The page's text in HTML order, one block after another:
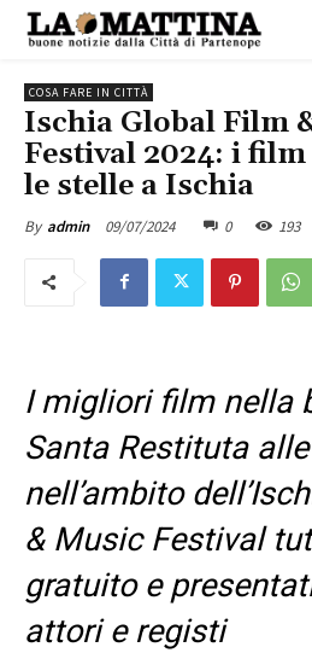
COSA FARE IN CITTÀ
Ischia Global Film
Festival 2024: i
le stelle a Ischia
By admin 09/07/2024 0 193
I migliori film nella
Santa Restituta
nell’ambito
& Music Festival
gratuito e
attori e registi